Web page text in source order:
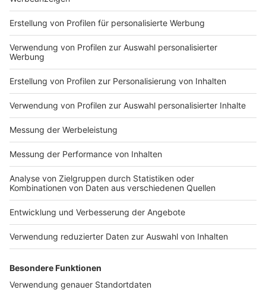
Markiere sie hierfür mit einem
Impressum
Nutzungsbedingungen
Jobs
Presse
Werben
Archiv
Kontakt
Studio-Hotline
Verkehrs-Hotline
Newsletter